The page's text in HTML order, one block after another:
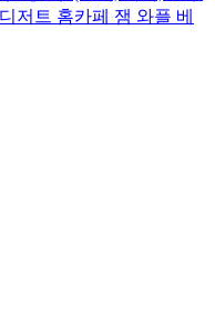
저트 홈카페 잼 와플 베